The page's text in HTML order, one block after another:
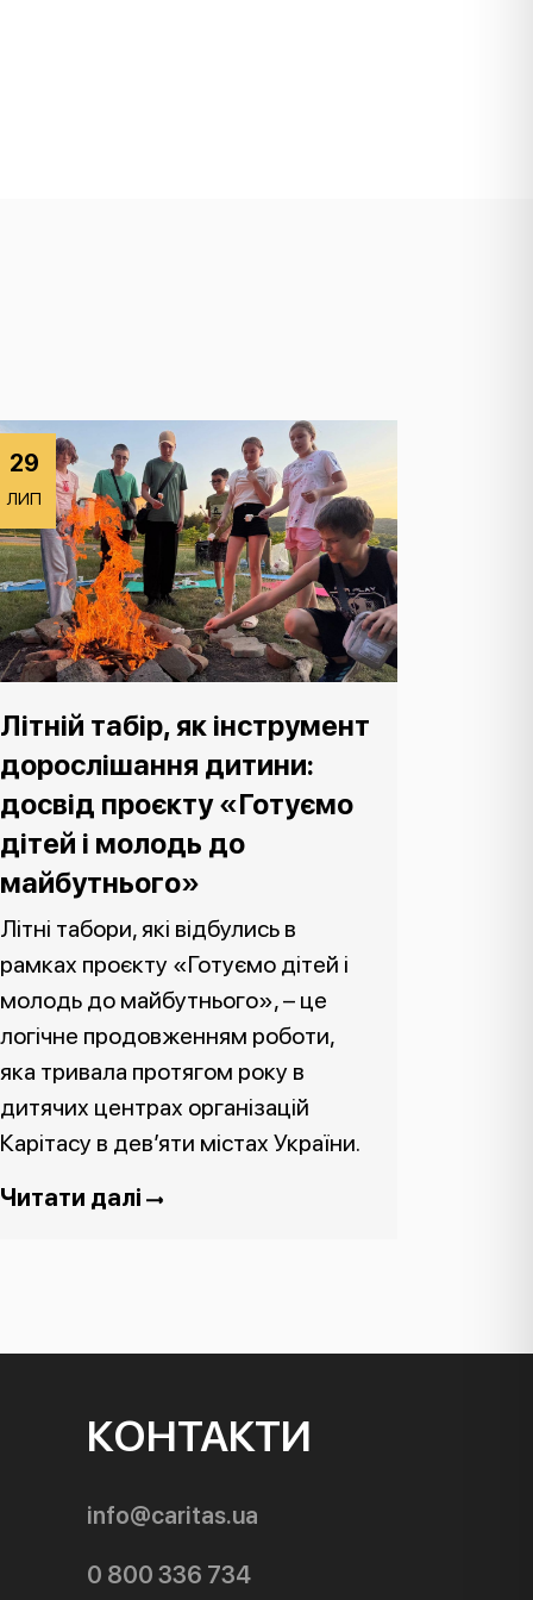
29
ЛИП
Літній табір, як інструмент
дорослішання дитини:
досвід проєкту «Готуємо
дітей і молодь до
майбутнього»
Літні табори, які відбулись в
рамках проєкту «Готуємо дітей і
молодь до майбутнього», – це
логічне продовженням роботи,
яка тривала протягом року в
дитячих центрах організацій
Карітасу в дев’яти містах України.
Читати далі
КОНТАКТИ
info@caritas.ua
0 800 336 734